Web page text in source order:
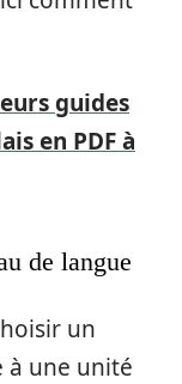
guides
en PDF à
de langue
un
à une unité